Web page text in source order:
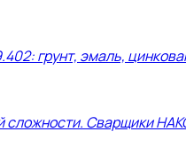
грунт, эмаль,
сложности. Сварщики